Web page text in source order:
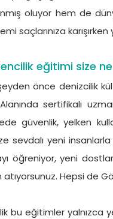
oluyor hem de
saçlarınıza
eğitimi size
önce denizcilik
sertifikalı
güvenlik, yelken
sevdalı yeni
öğreniyor, yeni
atıyorsunuz. Hepsi de
bu eğitimler yalnızca